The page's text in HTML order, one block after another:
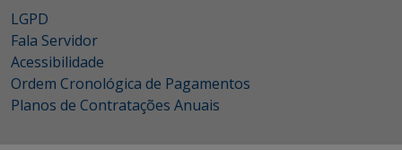
LGPD
Fala Servidor
Acessibilidade
Ordem Cronológica de Pagamentos
Planos de Contratações Anuais